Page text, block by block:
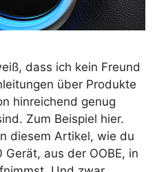
dass ich kein Freund
über Produkte
hinreichend genug
Zum Beispiel hier.
diesem Artikel, wie du
aus der OOBE, in